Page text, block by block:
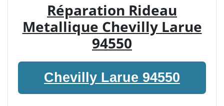
Réparation Rideau
Metallique Chevilly Larue
94550
Chevilly Larue 94550